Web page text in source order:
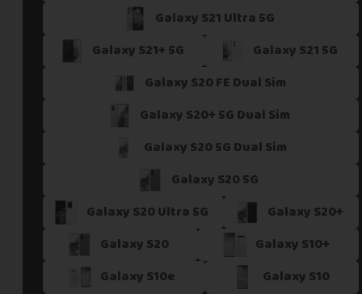
Si vous ne trouvez pas une offre correspondant aux
Vous pouvez éventuellement nous contacter.
Galaxy S21 Ultra 5G
Galaxy S21+ 5G
Galaxy S21 5G
Galaxy S20 FE Dual Sim
Galaxy S20+ 5G Dual Sim
Galaxy S20 5G Dual Sim
Galaxy S20 5G
Galaxy S20 Ultra 5G
Galaxy S20+
Galaxy S20
Galaxy S10+
Galaxy S10e
Galaxy S10